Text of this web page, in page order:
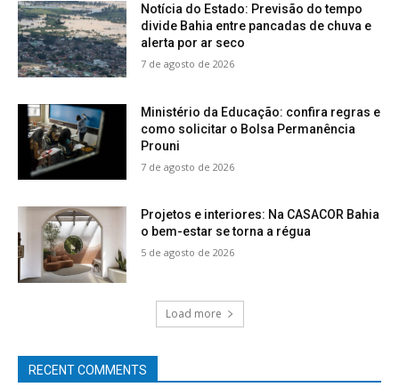
Notícia do Estado: Previsão do tempo
divide Bahia entre pancadas de chuva e
alerta por ar seco
7 de agosto de 2026
Ministério da Educação: confira regras e
como solicitar o Bolsa Permanência
Prouni
7 de agosto de 2026
Projetos e interiores: Na CASACOR Bahia
o bem-estar se torna a régua
5 de agosto de 2026
Load more
RECENT COMMENTS